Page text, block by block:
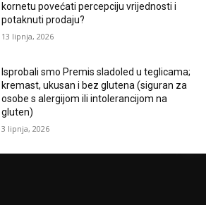
kornetu povećati percepciju vrijednosti i
potaknuti prodaju?
13 lipnja, 2026
Isprobali smo Premis sladoled u teglicama;
kremast, ukusan i bez glutena (siguran za
osobe s alergijom ili intolerancijom na
gluten)
3 lipnja, 2026